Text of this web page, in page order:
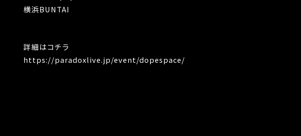
横浜BUNTAI
詳細はコチラ
https://paradoxlive.jp/event/dopespace/